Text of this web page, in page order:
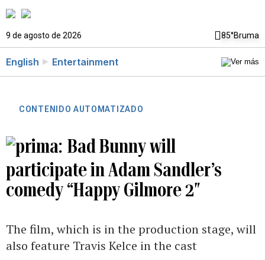
9 de agosto de 2026 85°Bruma
English Entertainment
CONTENIDO AUTOMATIZADO
Bad Bunny will
participate in Adam Sandler’s
comedy “Happy Gilmore 2″
The film, which is in the production stage, will
also feature Travis Kelce in the cast